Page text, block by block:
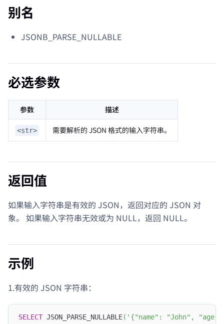
别名
JSONB_PARSE_NULLABLE
必选参数
参数 描述
<str> 需要解析的 JSON 格式的输入字符串。
返回值
如果输入字符串是有效的 JSON，返回对应的 JSON 对
象。 如果输入字符串无效或为 NULL，返回 NULL。
示例
1.有效的 JSON 字符串：
SELECT JSON_PARSE_NULLABLE( '{"name": "John",